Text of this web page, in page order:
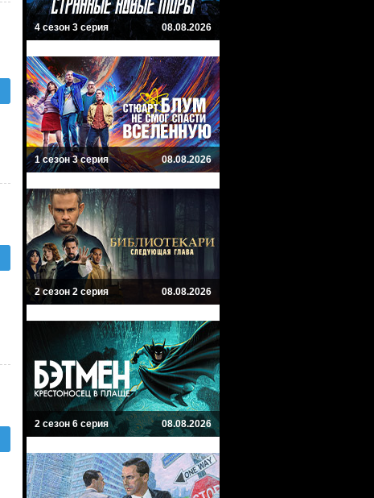
4 сезон 3 серия 08.08.2026
1 сезон 3 серия 08.08.2026
2 сезон 2 серия 08.08.2026
2 сезон 6 серия 08.08.2026